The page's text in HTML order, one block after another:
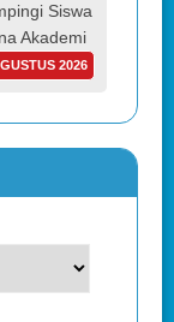
Siswa
Akademi
2026